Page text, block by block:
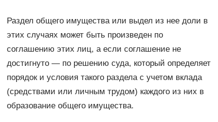
Раздел общего имущества или выдел из нее доли в
этих случаях может быть произведен по
соглашению этих лиц, а если соглашение не
достигнуто — по решению суда, который определяет
порядок и условия такого раздела с учетом вклада
(средствами или личным трудом) каждого из них в
образование общего имущества.